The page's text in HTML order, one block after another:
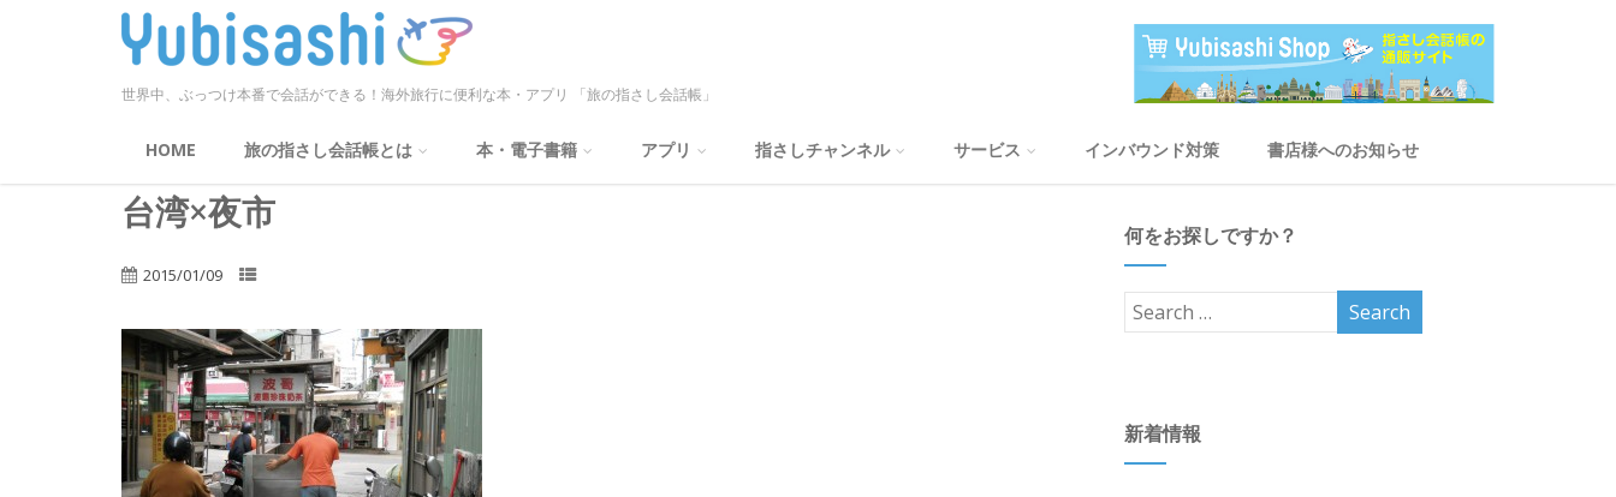
世界中、ぶっつけ本番で会話ができる！海外旅行に便利な本・アプリ 「旅の指さし会話帳」
HOME 旅の指さし会話帳とは 本・電子書籍 アプリ 指さしチャンネル サービス インバウンド対策 書店様へのお知らせ
台湾×夜市
2015/01/09
何をお探しですか？
新着情報